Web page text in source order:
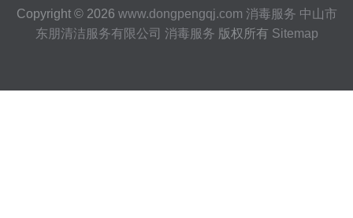
Copyright © 2026 www.dongpengqj.com 消毒服务 中山市
东朋清洁服务有限公司 消毒服务 版权所有 Sitemap